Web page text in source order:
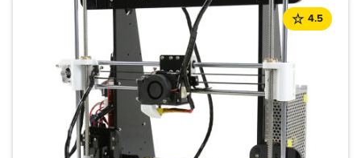
4.5